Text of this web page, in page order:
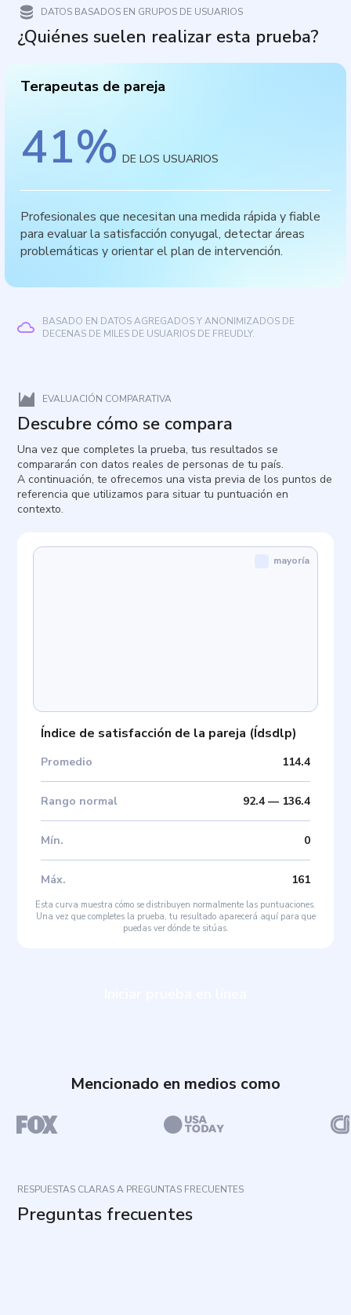
DATOS BASADOS EN GRUPOS DE USUARIOS
¿Quiénes suelen realizar esta prueba?
Terapeutas de pareja
41% DE LOS USUARIOS
Profesionales que necesitan una medida rápida y fiable
para evaluar la satisfacción conyugal, detectar áreas
problemáticas y orientar el plan de intervención.
BASADO EN DATOS AGREGADOS Y ANONIMIZADOS DE
DECENAS DE MILES DE USUARIOS DE FREUDLY.
EVALUACIÓN COMPARATIVA
Descubre cómo se compara
Una vez que completes la prueba, tus resultados se
compararán con datos reales de personas de tu país.
A continuación, te ofrecemos una vista previa de los puntos de
referencia que utilizamos para situar tu puntuación en
contexto.
Índice de satisfacción de la pareja (Ídsdlp)
Promedio 114.4
Rango normal 92.4— 136.4
Mín. 0
Máx. 161
mayoría
Esta curva muestra cómo se distribuyen normalmente las puntuaciones.
Una vez que completes la prueba, tu resultado aparecerá aquí para que
puedas ver dónde te sitúas.
Mencionado en medios como
RESPUESTAS CLARAS A PREGUNTAS FRECUENTES
Preguntas frecuentes